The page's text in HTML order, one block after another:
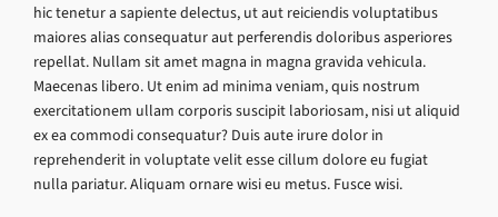
hic tenetur a sapiente delectus, ut aut reiciendis voluptatibus
maiores alias consequatur aut perferendis doloribus asperiores
repellat. Nullam sit amet magna in magna gravida vehicula.
Maecenas libero. Ut enim ad minima veniam, quis nostrum
exercitationem ullam corporis suscipit laboriosam, nisi ut aliquid
ex ea commodi consequatur? Duis aute irure dolor in
reprehenderit in voluptate velit esse cillum dolore eu fugiat
nulla pariatur. Aliquam ornare wisi eu metus. Fusce wisi.